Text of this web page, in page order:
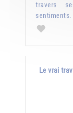
travers
sentiments.
Le vrai